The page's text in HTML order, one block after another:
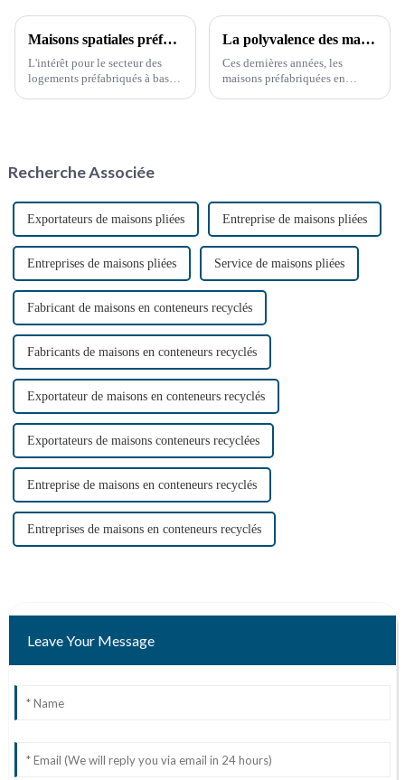
Maisons spatiales préfabriquées à bas prix : perspectives d'avenir
L'intérêt pour le secteur des
logements préfabriqués à bas
construction durables.
La polyvalence des maisons conteneurs préfabriquées
Ces dernières années, les
maisons préfabriquées en
Recherche Associée
Exportateurs de maisons pliées Entreprise de maisons pliées
Entreprises de maisons pliées Service de maisons pliées
Fabricant de maisons en conteneurs recyclés
Fabricants de maisons en conteneurs recyclés
Exportateur de maisons en conteneurs recyclés
Exportateurs de maisons conteneurs recyclées
Entreprise de maisons en conteneurs recyclés
Entreprises de maisons en conteneurs recyclés
Leave Your Message